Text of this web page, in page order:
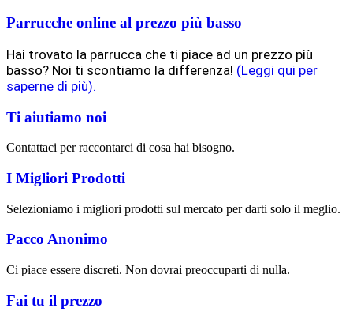
Parrucche online al prezzo più basso
Hai trovato la parrucca che ti piace ad un prezzo più
basso? Noi ti scontiamo la differenza! (Leggi qui per
saperne di più).
Ti aiutiamo noi
Contattaci per raccontarci di cosa hai bisogno.
I Migliori Prodotti
Selezioniamo i migliori prodotti sul mercato per darti solo il meglio.
Pacco Anonimo
Ci piace essere discreti. Non dovrai preoccuparti di nulla.
Fai tu il prezzo